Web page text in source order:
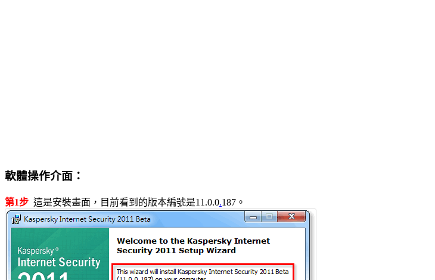
軟體操作介面：
第1步 這是安裝畫面，目前看到的版本編號是11.0.0.187。